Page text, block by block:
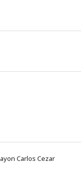
Carlos Cezar